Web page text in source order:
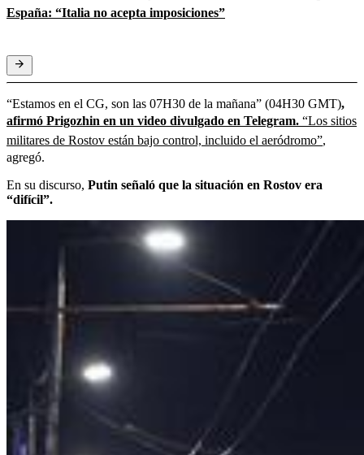
España: “Italia no acepta imposiciones”
“Estamos en el CG, son las 07H30 de la mañana” (04H30 GMT),
afirmó Prigozhin en un video divulgado en Telegram. “Los sitios
militares de Rostov están bajo control, incluido el aeródromo”,
agregó.
En su discurso, Putin señaló que la situación en Rostov era
“difícil”.